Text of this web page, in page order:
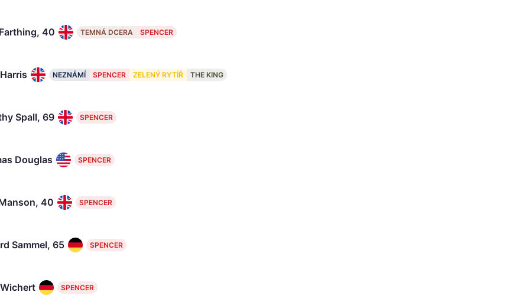
40 TEMNÁ DCERA SPENCER
NEZNÁMÍ SPENCER ZELENÝ RYTÍŘ THE KING
Spall, 69 SPENCER
Douglas SPENCER
40 SPENCER
Sammel, 65 SPENCER
SPENCER